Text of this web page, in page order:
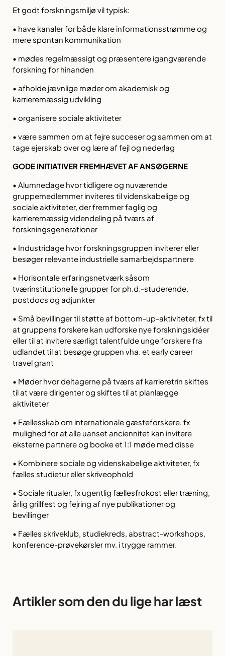
Et godt forskningsmiljø vil typisk:
• have kanaler for både klare informationsstrømme og
mere spontan kommunikation
• mødes regelmæssigt og præsentere igangværende
forskning for hinanden
• afholde jævnlige møder om akademisk og
karrieremæssig udvikling
• organisere sociale aktiviteter
• være sammen om at fejre succeser og sammen om at
tage ejerskab over og lære af fejl og nederlag
GODE INITIATIVER FREMHÆVET AF ANSØGERNE
• Alumnedage hvor tidligere og nuværende
gruppemedlemmer inviteres til videnskabelige og
sociale aktiviteter, der fremmer faglig og
karrieremæssig videndeling på tværs af
forskningsgenerationer
• Industridage hvor forskningsgruppen inviterer eller
besøger relevante industrielle samarbejdspartnere
• Horisontale erfaringsnetværk såsom
tværinstitutionelle grupper for ph.d.-studerende,
postdocs og adjunkter
• Små bevillinger til støtte af bottom-up-aktiviteter, fx til
at gruppens forskere kan udforske nye forskningsidéer
eller til at invitere særligt talentfulde unge forskere fra
udlandet til at besøge gruppen vha. et early career
travel grant
• Møder hvor deltagerne på tværs af karrieretrin skiftes
til at være dirigenter og skiftes til at planlægge
aktiviteter
• Fællesskab om internationale gæsteforskere, fx
mulighed for at alle uanset anciennitet kan invitere
eksterne partnere og booke et 1:1 møde med disse
• Kombinere sociale og videnskabelige aktiviteter, fx
fælles studietur eller skriveophold
• Sociale ritualer, fx ugentlig fællesfrokost eller træning,
årlig grillfest og fejring af nye publikationer og
bevillinger
• Fælles skriveklub, studiekreds, abstract-workshops,
konference-prøvekørsler mv. i trygge rammer.
Artikler som den du lige har læst